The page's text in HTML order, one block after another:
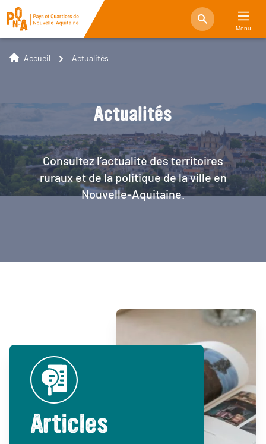
Menu
Accueil Actualités
Actualités
Consultez l’actualité des territoires
ruraux et de la politique de la ville en
Nouvelle-Aquitaine.
Articles